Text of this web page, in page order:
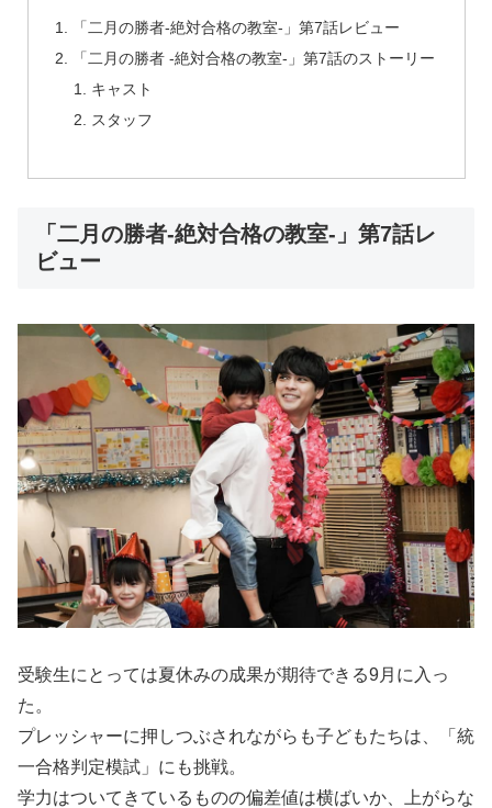
「二月の勝者-絶対合格の教室-」第7話レビュー
「二月の勝者 -絶対合格の教室-」第7話のストーリー
キャスト
スタッフ
「二月の勝者-絶対合格の教室-」第7話レ
ビュー
受験生にとっては夏休みの成果が期待できる9月に入っ
た。
プレッシャーに押しつぶされながらも子どもたちは、「統
一合格判定模試」にも挑戦。
学力はついてきているものの偏差値は横ばいか、上がらな